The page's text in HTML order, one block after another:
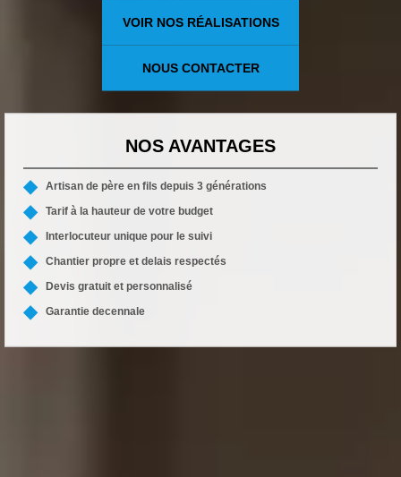
VOIR NOS RÉALISATIONS
NOUS CONTACTER
NOS AVANTAGES
Artisan de père en fils depuis 3 générations
Tarif à la hauteur de votre budget
Interlocuteur unique pour le suivi
Chantier propre et delais respectés
Devis gratuit et personnalisé
Garantie decennale